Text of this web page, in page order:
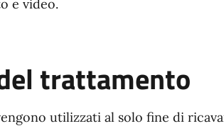
e video.
trattamento
utilizzati al solo fine di